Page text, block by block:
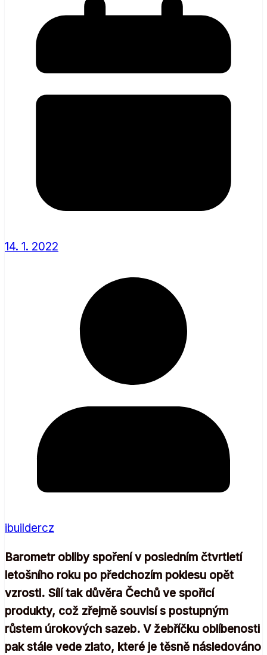
14. 1. 2022
ibuildercz
Barometr obliby spoření v posledním čtvrtletí
letošního roku po předchozím poklesu opět
vzrostl. Sílí tak důvěra Čechů ve spořicí
produkty, což zřejmě souvisí s postupným
růstem úrokových sazeb. V žebříčku oblíbenosti
pak stále vede zlato, které je těsně následováno